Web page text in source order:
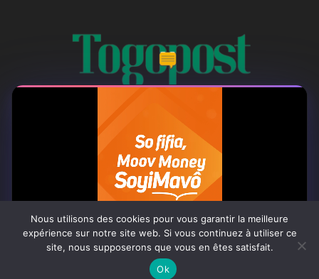
À PROPOS
Togo Post est un site d'information en ligne ...
Tel : +228 98 42 82 18
Contactez-nous:contact@togopost.tg
Nous utilisons des cookies pour vous garantir la meilleure
expérience sur notre site web. Si vous continuez à utiliser ce
site, nous supposerons que vous en êtes satisfait.
Ok